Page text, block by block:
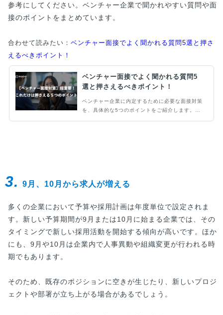
参考にしてください。ベンチャー企業で聞かれやすい質問や面
接のポイントをまとめています。
合わせて読みたい： ベンチャー面接でよく聞かれる質問5選と押さ
えるべきポイント！
ベンチャー面接でよく聞かれる質問5
選と押さえるべきポイント！
ベンチャー企業に内定するために必要な面接対策
を、具体的な5つのポイントをご紹介します。ベ
3. 9月、10月から求人が増える
多くの企業において予算や採用計画は年度単位で設定されま
す。新しい予算期間が9月または10月に始まる企業では、その
タイミングで新しい採用活動を開始する傾向が高いです。ほか
にも、9月や10月は企業内で人事異動や組織変更が行われる時
期でもあります。
そのため、既存のポジションに空きが生じたり、新しいプロジ
ェクトや部署が立ち上がる場合があるでしょう。